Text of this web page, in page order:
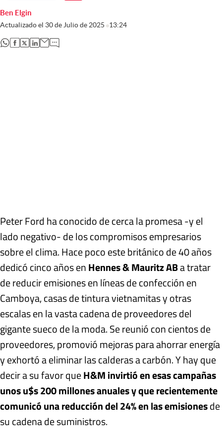
Ben Elgin
Actualizado el 30 de Julio de 2025 13:24
abre en nueva pestaña
abre en nueva pestaña
abre en nueva pestaña
abre en nueva pestaña
Peter Ford ha conocido de cerca la promesa -y el
lado negativo- de los compromisos empresarios
sobre el clima. Hace poco este británico de 40 años
dedicó cinco años enHennes & Mauritz ABa tratar
de reducir emisiones en líneas de confección en
Camboya, casas de tintura vietnamitas y otras
escalas en la vasta cadena de proveedores del
gigante sueco de la moda. Se reunió con cientos de
proveedores, promovió mejoras para ahorrar energía
y exhortó a eliminar las calderas a carbón. Y hay que
decir a su favor queH&M invirtió en esas campañas
unos u$s 200 millones anuales y que recientemente
comunicó una reducción del 24% en las emisionesde
su cadena de suministros.